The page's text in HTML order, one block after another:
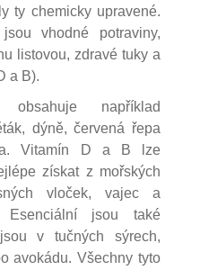
ty chemicky upravené.
vhodné potraviny,
listovou, zdravé tuky a
a B).
obsahuje například
dýně, červená řepa
Vitamín D a B lze
získat z mořských
vloček, vajec a
Esenciální jsou také
v tučných sýrech,
avokádu. Všechny tyto